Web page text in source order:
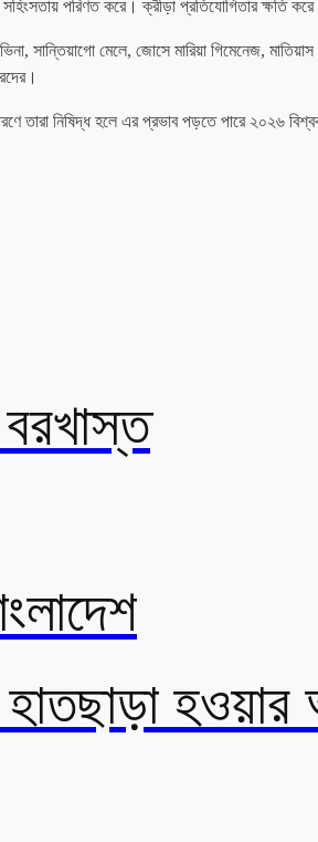
পরিণত করে। ক্রীড়া প্রতিযোগিতার ক্ষতি
মেলে, জোসে মারিয়া গিমেনেজ, মাতিয়াস
তারা নিষিদ্ধ হলে এর প্রভাব পড়তে পারে ২০২৬
হাতছাড়া